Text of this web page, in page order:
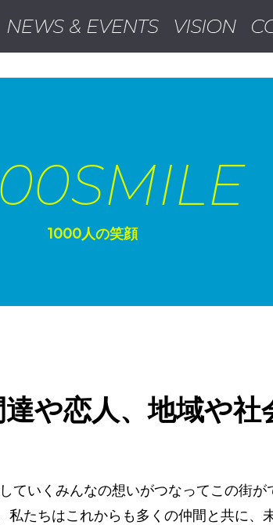
や恋人、地域や社
ていくみんなの想いがつなってこの街が
たちはこれからも多くの仲間と共に、